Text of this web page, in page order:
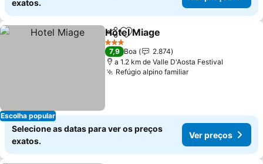
exatos.
Escolha popular
PartilharAdicionar aos favoritos
Hotel Miage
3 Estrelas
7,9 Boa
2.874
a 1.2 km de Valle D'Aosta Festival
Refúgio alpino familiarVer preços
Selecione as datas para ver os preços
exatos.
Ver preços